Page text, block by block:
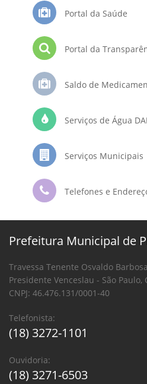
Portal da Saúde
Portal da
Saldo de
Serviços de Água
Serviços Municipais
Telefones e
Prefeitura Municipal de
Travessa Tenente Osvaldo
Presidente Venceslau - São Paulo,
CNPJ: 46.476.131/0001-40
Telefonista:
(18) 3272-1101
Ouvidoria:
(18) 3271-6503